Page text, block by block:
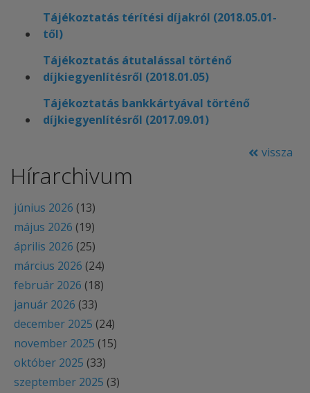
Tájékoztatás térítési díjakról (2018.05.01-
től)
Tájékoztatás átutalással történő
díjkiegyenlítésről (2018.01.05)
Tájékoztatás bankkártyával történő
díjkiegyenlítésről (2017.09.01)
vissza
Hírarchivum
június 2026 (13)
május 2026 (19)
április 2026 (25)
március 2026 (24)
február 2026 (18)
január 2026 (33)
december 2025 (24)
november 2025 (15)
október 2025 (33)
szeptember 2025 (3)